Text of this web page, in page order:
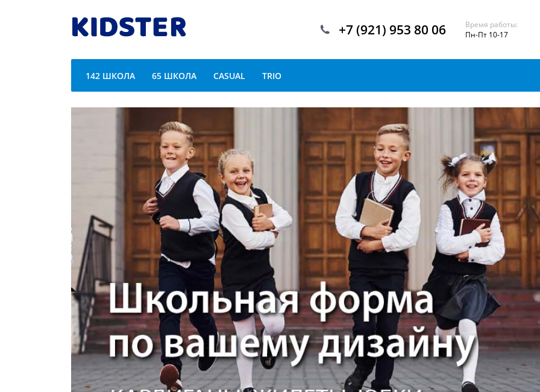
+7 (921) 953 80 06
Время работы:
Пн-Пт 10-17
142 ШКОЛА 65 ШКОЛА CASUAL TRIO